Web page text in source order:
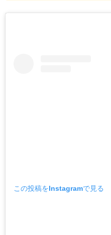
この投稿をInstagramで見る